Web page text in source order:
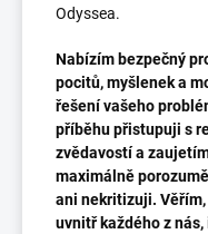
Odyssea.
Nabízím bezpečný
pocitů, myšlenek a
řešení vašeho
příběhu přistupuji s
zvědavostí a
maximálně
ani nekritizuji.
uvnitř každého z